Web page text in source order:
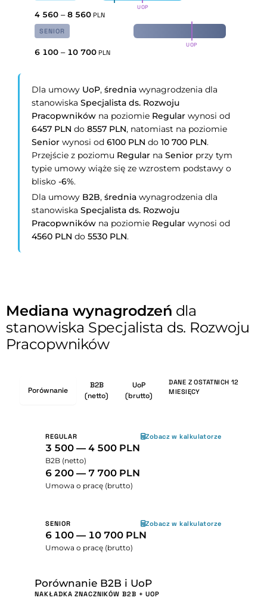
UOP
4 560 – 8 560 PLN
SENIOR
UOP
6 100 – 10 700 PLN
Dla umowy UoP,średnia wynagrodzenia dla
stanowiskaSpecjalista ds. Rozwoju
Pracopwników na poziomie Regular wynosi od
6457 PLN do8557 PLN, natomiast na poziomie
Senior wynosi od6100 PLN do10 700 PLN.
Przejście z poziomu Regular naSenior przy tym
typie umowy wiąże się ze wzrostem podstawy o
blisko-6%.
Dla umowy B2B,średnia wynagrodzenia dla
stanowiskaSpecjalista ds. Rozwoju
Pracopwników na poziomie Regular wynosi od
4560 PLN do5530 PLN.
Mediana wynagrodzeń dla
stanowiska Specjalista ds. Rozwoju
Pracopwników
Porównanie
B2B
(netto)
UoP
(brutto)
DANE Z OSTATNICH 12
MIESIĘCY
REGULAR Zobacz w kalkulatorze
3 500 — 4 500 PLN
B2B (netto)
6 200 — 7 700 PLN
Umowa o pracę (brutto)
SENIOR Zobacz w kalkulatorze
6 100 — 10 700 PLN
Umowa o pracę (brutto)
Porównanie B2B i UoP
NAKŁADKA ZNACZNIKÓW B2B + UOP